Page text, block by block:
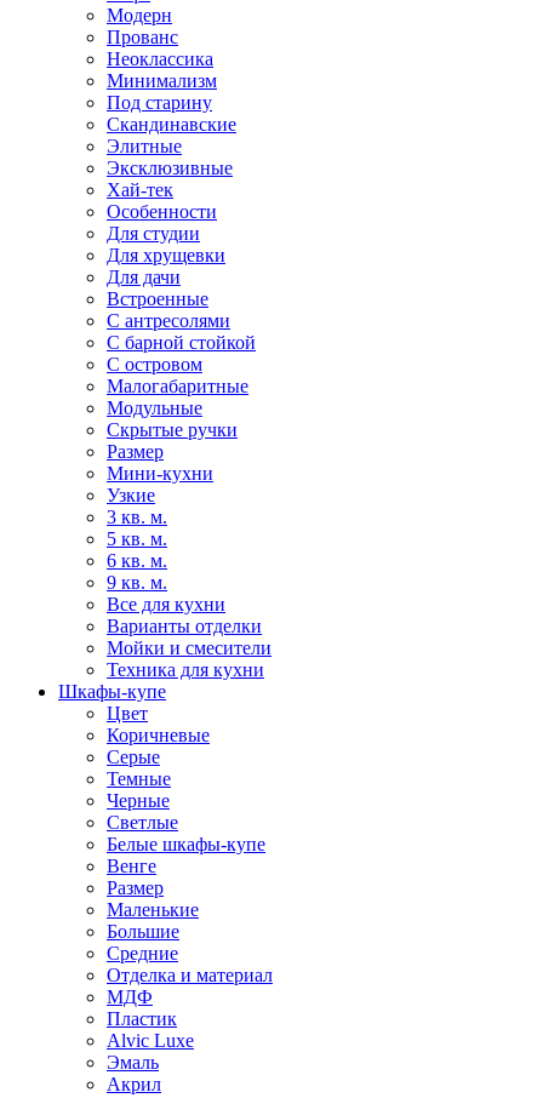
Модерн
Прованс
Неоклассика
Минимализм
Под старину
Скандинавские
Элитные
Эксклюзивные
Хай-тек
Особенности
Для студии
Для хрущевки
Для дачи
Встроенные
С антресолями
С барной стойкой
С островом
Малогабаритные
Модульные
Скрытые ручки
Размер
Мини-кухни
Узкие
3 кв. м.
5 кв. м.
6 кв. м.
9 кв. м.
Все для кухни
Варианты отделки
Мойки и смесители
Техника для кухни
Шкафы-купе
Цвет
Коричневые
Серые
Темные
Черные
Светлые
Белые шкафы-купе
Венге
Размер
Маленькие
Большие
Средние
Отделка и материал
МДФ
Пластик
Alvic Luxe
Эмаль
Акрил